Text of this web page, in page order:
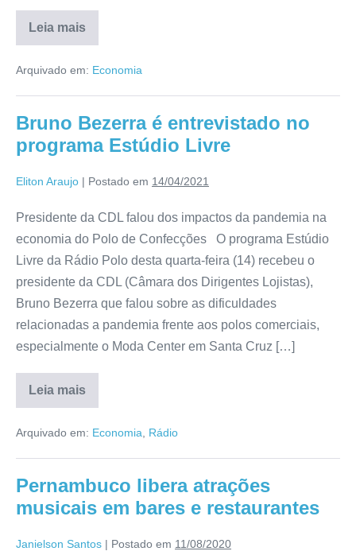
Leia mais
Arquivado em: Economia
Bruno Bezerra é entrevistado no
programa Estúdio Livre
Eliton Araujo | Postado em 14/04/2021
Presidente da CDL falou dos impactos da pandemia na
economia do Polo de Confecções O programa Estúdio
Livre da Rádio Polo desta quarta-feira (14) recebeu o
presidente da CDL (Câmara dos Dirigentes Lojistas),
Bruno Bezerra que falou sobre as dificuldades
relacionadas a pandemia frente aos polos comerciais,
especialmente o Moda Center em Santa Cruz […]
Leia mais
Arquivado em: Economia Rádio
Pernambuco libera atrações
musicais em bares e restaurantes
Janielson Santos | Postado em 11/08/2020